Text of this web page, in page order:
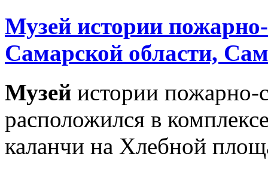
Музей истории
Самарской области,
Музей истории пожарно-
расположился в
каланчи на Хлебной